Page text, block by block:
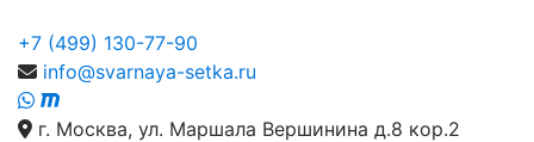
+7 (499) 130-77-90
info@svarnaya-setka.ru
г. Москва, ул. Маршала Вершинина д.8 кор.2